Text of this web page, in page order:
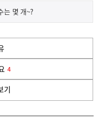
는 몇 개~?
4
기